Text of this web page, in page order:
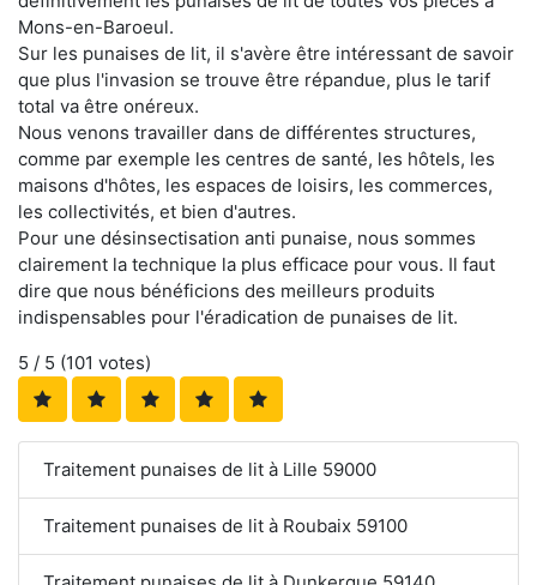
Mons-en-Baroeul.
Sur les punaises de lit, il s'avère être intéressant de savoir
que plus l'invasion se trouve être répandue, plus le tarif
total va être onéreux.
Nous venons travailler dans de différentes structures,
comme par exemple les centres de santé, les hôtels, les
maisons d'hôtes, les espaces de loisirs, les commerces,
les collectivités, et bien d'autres.
Pour une désinsectisation anti punaise, nous sommes
clairement la technique la plus efficace pour vous. Il faut
dire que nous bénéficions des meilleurs produits
indispensables pour l'éradication de punaises de lit.
5 / 5 (101 votes)
Traitement punaises de lit à Lille 59000
Traitement punaises de lit à Roubaix 59100